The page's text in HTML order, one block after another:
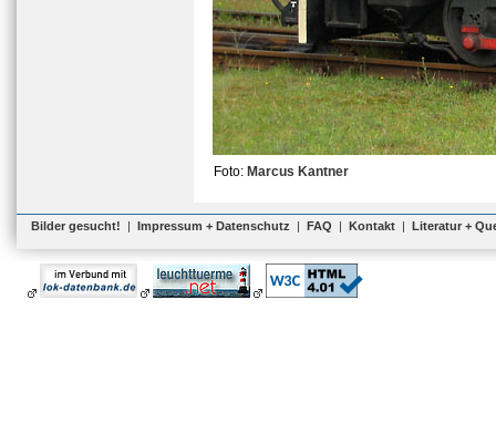
Foto: Marcus Kantner
Bilder gesucht! | Impressum + Datenschutz | FAQ | Kontakt | Literatur +